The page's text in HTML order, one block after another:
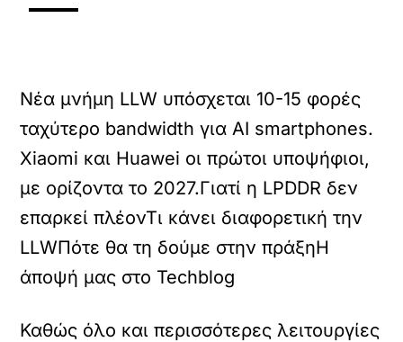
Νέα μνήμη LLW υπόσχεται 10-15 φορές
ταχύτερο bandwidth για AI smartphones.
Xiaomi και Huawei οι πρώτοι υποψήφιοι,
με ορίζοντα το 2027.Γιατί η LPDDR δεν
επαρκεί πλέονΤι κάνει διαφορετική την
LLWΠότε θα τη δούμε στην πράξηΗ
άποψή μας στο Techblog
Καθώς όλο και περισσότερες λειτουργίες